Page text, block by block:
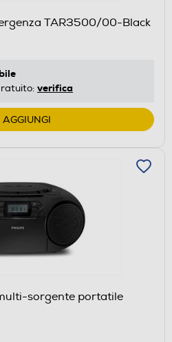
TAR3500/00-Black
verifica
AGGIUNGI
sorgente portatile